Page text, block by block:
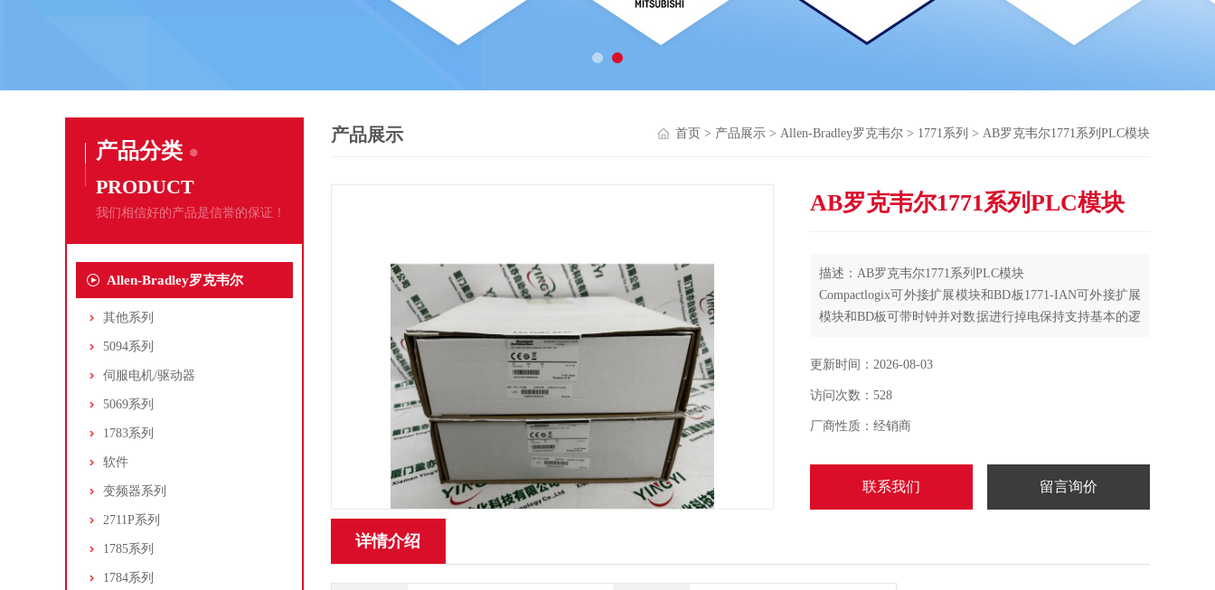
产品分类
PRODUCT
我们相信好的产品是信誉的保证！
Allen-Bradley罗克韦尔
其他系列
5094系列
伺服电机/驱动器
5069系列
1783系列
软件
变频器系列
2711P系列
1785系列
1784系列
产品展示 首页 > 产品展示 > Allen-Bradley罗克韦尔 > 1771系列 > AB罗克韦尔1771系列PLC模块
AB罗克韦尔1771系列PLC模块
描述：AB罗克韦尔1771系列PLC模块
Compactlogix可外接扩展模块和BD板1771-IAN可外接扩展
模块和BD板可带时钟并对数据进行掉电保持支持基本的逻
C语言编辑功能块、I/O点的自由切换、自由格式通讯、
更新时间：2026-08-03
访问次数：528
厂商性质：经销商
联系我们 留言询价
详情介绍